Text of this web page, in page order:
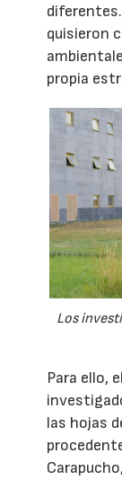
quisieron
propia
Los
Para ello,
las hojas